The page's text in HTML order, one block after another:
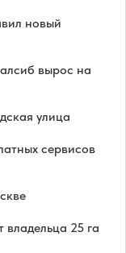
новый
вырос на
улица
сервисов
25 га